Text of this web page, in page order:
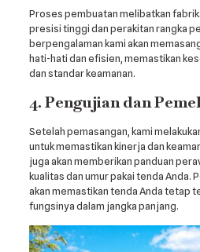
Proses pembuatan melibatkan
presisi tinggi dan perakitan rangka
berpengalaman kami akan
hati-hati dan efisien, memastikan
dan standar keamanan.
4. Pengujian dan
Setelah pemasangan, kami
untuk memastikan kinerja dan
juga akan memberikan panduan
kualitas dan umur pakai tenda Anda.
akan memastikan tenda Anda tetap
fungsinya dalam jangka panjang.